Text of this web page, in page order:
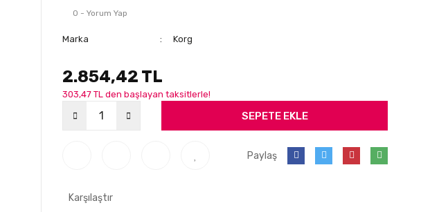
0 - Yorum Yap
Marka Korg
2.854,42 TL
303,47 TL den başlayan taksitlerle!
SEPETE EKLE
Paylaş
Karşılaştır